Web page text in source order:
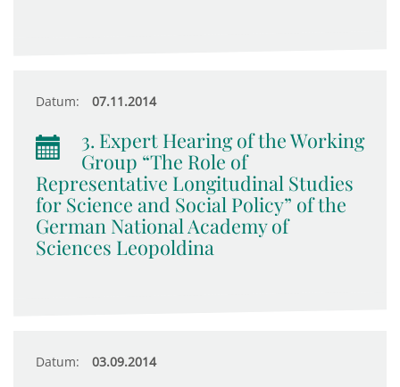
Datum: 07.11.2014
3. Expert Hearing of the Working
Group “The Role of
Representative Longitudinal Studies
for Science and Social Policy” of the
German National Academy of
Sciences Leopoldina
Datum: 03.09.2014